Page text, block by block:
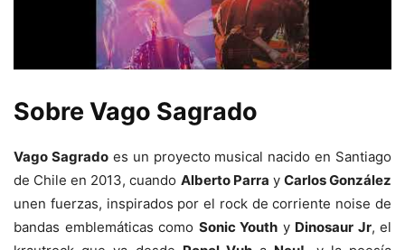
Sobre Vago Sagrado
Vago Sagradoes un proyecto musical nacido en Santiago
de Chile en 2013, cuando Alberto Parra y Carlos González
unen fuerzas, inspirados por el rock de corriente noise de
bandas emblemáticas como Sonic Youth y Dinosaur Jr, el